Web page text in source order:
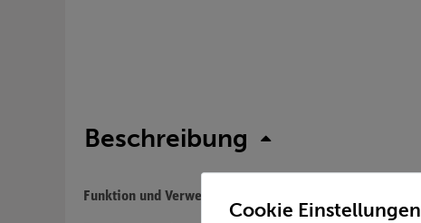
Beschreibung
Funktion und Verwendung
Cookie Einstellungen